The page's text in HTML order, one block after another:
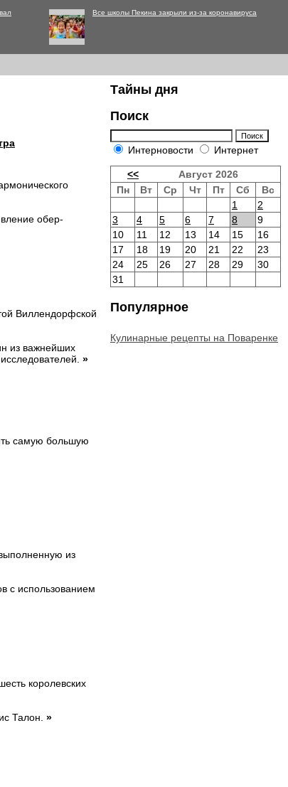
Все школы Пекина закрыли из-за коронавируса
обер-
Виллендорфской
из важнейших
»
самую большую
из
с использованием
королевских
Талон. »
Тайны дня
Поиск
Интерновости Интернет
<<
Август 2026
Пн
Вт Ср Чт Пт Сб
Вс
1
2
3
4 5 6 7 8
9
10
11 12 13 14 15
16
17
18 19 20 21 22
23
24
25 26 27 28 29
30
31
Популярное
Кулинарные рецепты на Поваренке